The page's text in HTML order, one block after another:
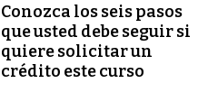
Conozca los seis pasos
que usted debe seguir si
quiere solicitar un
crédito este curso